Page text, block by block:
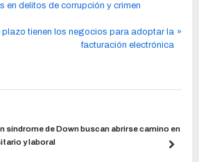
en delitos de corrupción y crimen
plazo tienen los negocios para adoptar la
facturación electrónica
síndrome de Down buscan abrirse camino en
y laboral